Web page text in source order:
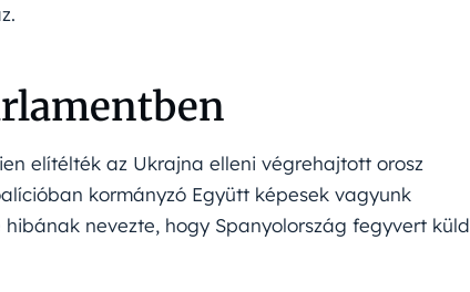
elítélték az Ukrajna elleni végrehajtott orosz
kormányzó Együtt képesek vagyunk
nevezte, hogy Spanyolország fegyvert küld